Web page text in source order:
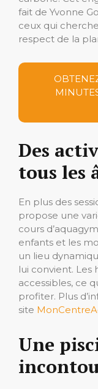
fait de Yvonne
ceux qui
respect de la
Des
tous les
En plus des
propose une
cours
enfants et les
un lieu
lui convient. Les
accessibles, ce
profiter. Plus
site
Une